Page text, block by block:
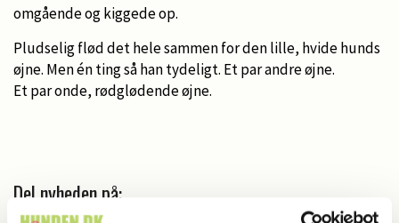
omgående og kiggede op.
Pludselig flød det hele sammen for den lille, hvide hunds
øjne. Men én ting så han tydeligt. Et par andre øjne.
Et par onde, rødglødende øjne.
Del nyheden på: